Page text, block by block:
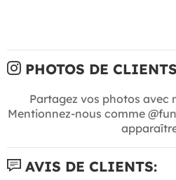
PHOTOS DE
Partagez vos photos avec
Mentionnez-nous comme
AVIS DE CLIENTS: